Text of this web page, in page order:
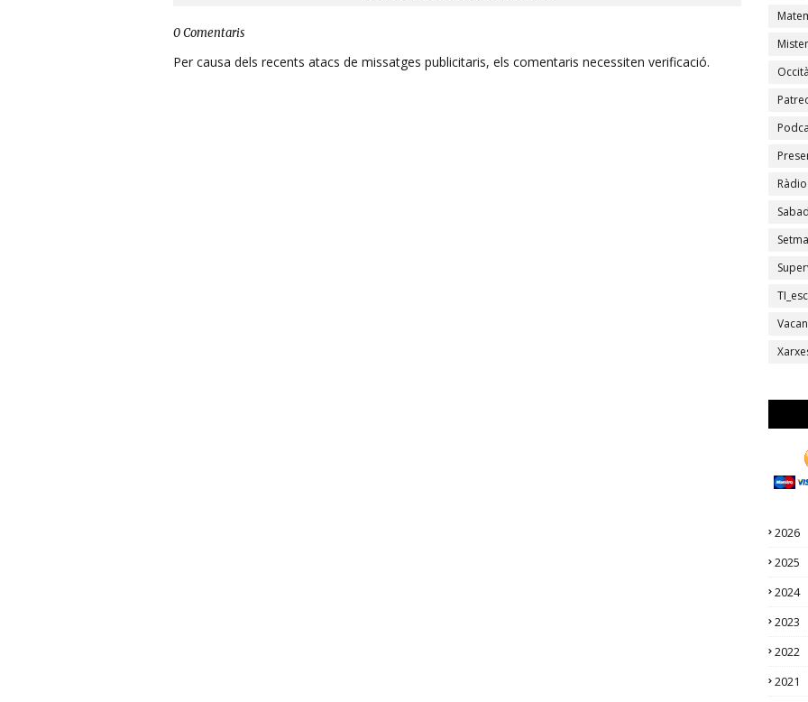
0 Comentaris
Per causa dels recents atacs de missatges publicitaris, els comentaris necessiten verificació.
Ràdio
2026
2025
2024
2023
2022
2021